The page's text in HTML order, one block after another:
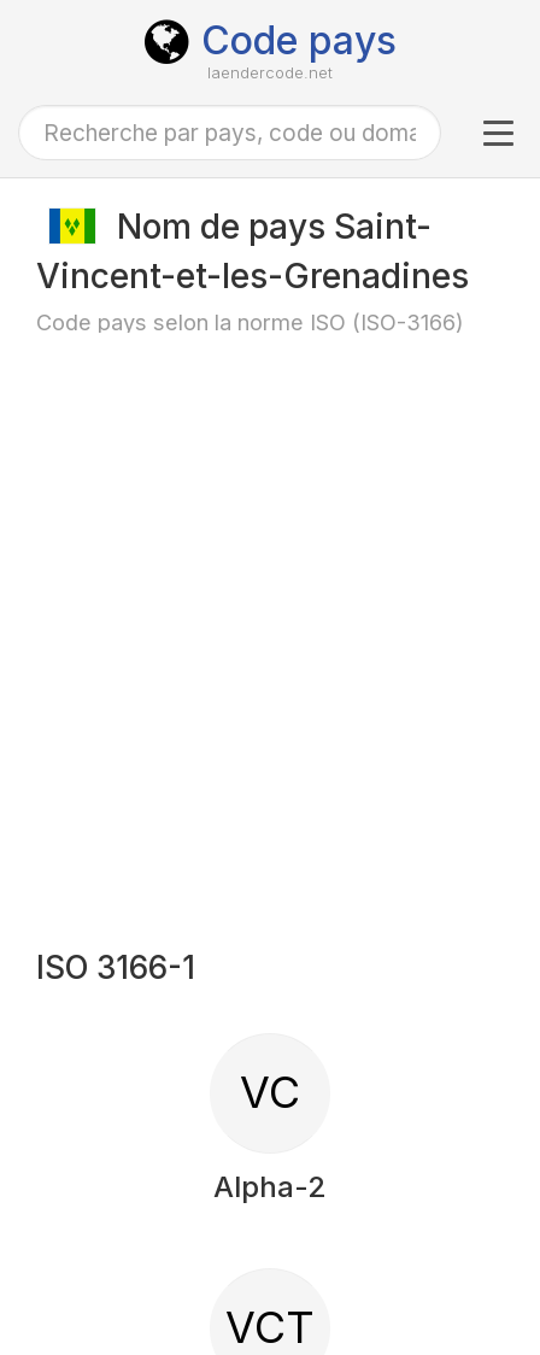
Code pays
laendercode.net
Nom de pays Saint-
Vincent-et-les-Grenadines
Code pays selon la norme ISO (ISO-3166)
ISO 3166-1
VC
Alpha-2
VCT